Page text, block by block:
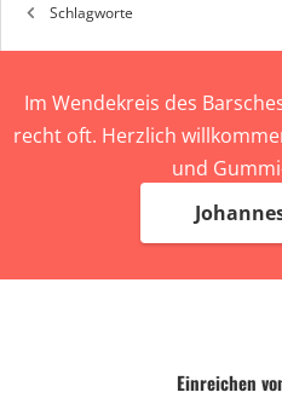
Schlagworte
Im Wendekreis des
recht oft. Herzlich
und
Einreichen